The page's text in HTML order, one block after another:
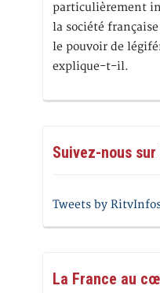
particulièrement
la société
le pouvoir de
explique-t-il.
Suivez-nous sur
Tweets by
La France au